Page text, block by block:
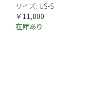
サイズ: US-S
￥11,000
在庫あり